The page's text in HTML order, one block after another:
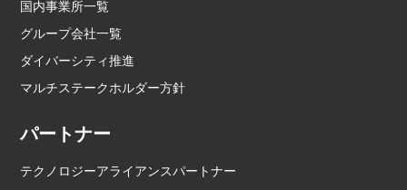
国内事業所一覧
グループ会社一覧
ダイバーシティ推進
マルチステークホルダー方針
パートナー
テクノロジーアライアンスパートナー